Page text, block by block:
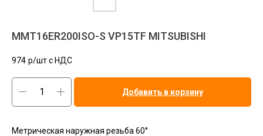
MMT16ER200ISO-S VP15TF MITSUBISHI
974 р/шт c НДС
Добавить в корзину
Метрическая наружная резьба 60°